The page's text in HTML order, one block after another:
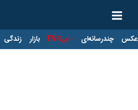
عکس چندرسانه‌ای ایرنا TV بازار زندگی